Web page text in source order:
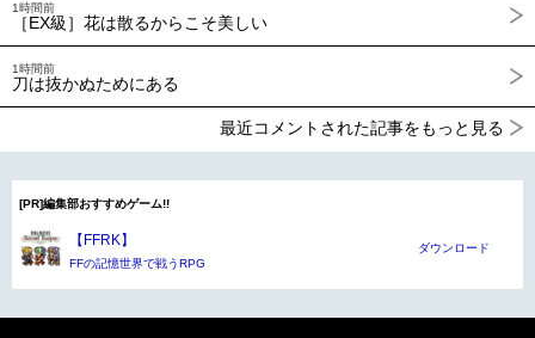
1時間前
［EX級］花は散るからこそ美しい
1時間前
刀は抜かぬためにある
最近コメントされた記事をもっと見る
[PR]編集部おすすめゲーム!!
【FFRK】
FFの記憶世界で戦うRPG
ダウンロード